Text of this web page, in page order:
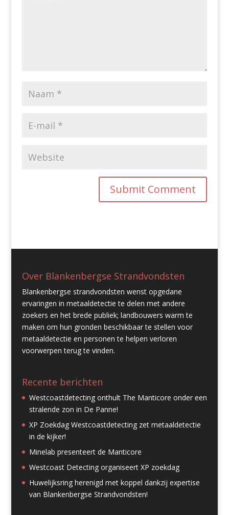
Over Blankenbergse Strandvondsten
Blankenbergse strandvondsten wenst opgedane
ervaringen in metaaldetectie te delen met andere
zoekers en het brede publiek; landbouwers warm te
maken om hun gronden beschikbaar te stellen voor
metaaldetectie en personen te helpen verloren
voorwerpen terug te vinden.
Recente berichten
Westcoastdetecting onthult The Manticore onder een
stralende zon in De Panne!
XP Zoekdag Westcoastdetecting zet metaaldetectie
in de kijker!
Minelab presenteert de Manticore
Westcoast Detecting organiseert XP zoekdag
Huwelijksring herenigd met koppel dankzij expertise
van Blankenbergse Strandvondsten!